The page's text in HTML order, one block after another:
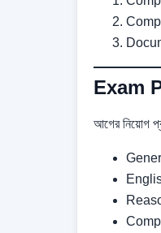
Exam
আগের নিয়োগ